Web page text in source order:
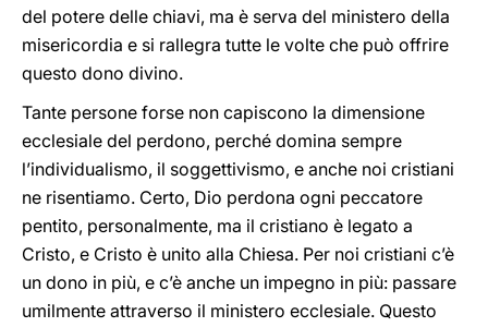
del potere delle chiavi, ma è serva del ministero della
misericordia e si rallegra tutte le volte che può offrire
questo dono divino.
Tante persone forse non capiscono la dimensione
ecclesiale del perdono, perché domina sempre
l’individualismo, il soggettivismo, e anche noi cristiani
ne risentiamo. Certo, Dio perdona ogni peccatore
pentito, personalmente, ma il cristiano è legato a
Cristo, e Cristo è unito alla Chiesa. Per noi cristiani c’è
un dono in più, e c’è anche un impegno in più: passare
umilmente attraverso il ministero ecclesiale. Questo